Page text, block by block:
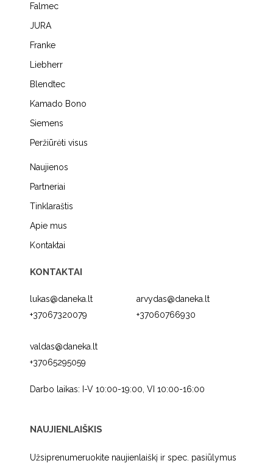
Falmec
JURA
Franke
Liebherr
Blendtec
Kamado Bono
Siemens
Peržiūrėti visus
Naujienos
Partneriai
Tinklaraštis
Apie mus
Kontaktai
KONTAKTAI
lukas@daneka.lt
+37067320079
arvydas@daneka.lt
+37060766930
valdas@daneka.lt
+37065295059
Darbo laikas: I-V 10:00-19:00, VI 10:00-16:00
NAUJIENLAIŠKIS
Užsiprenumeruokite naujienlaiškį ir spec. pasiūlymus